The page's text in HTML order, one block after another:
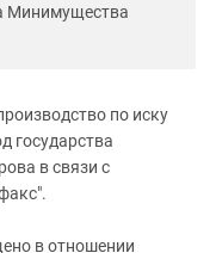
Минимущества
по иску
государства
в связи с
в отношении